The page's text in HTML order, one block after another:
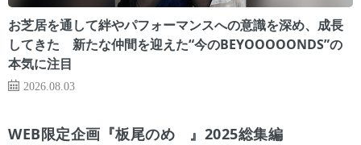
お芝居を通して絆やパフォーマンスへの意識を深め、成長
してきた 新たな仲間を迎えた“今のBEYOOOOONDS”の
本気に注目
2026.08.03
WEB限定企画『板尾のめ゙』2025総集編